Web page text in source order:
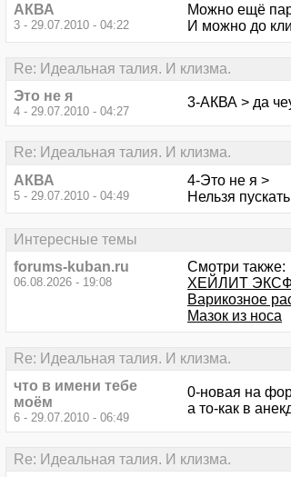
АКВА
3 - 29.07.2010 - 04:22
Можно ещё
И можно до
Re: Идеальная талия. И клизма.
Это не я
4 - 29.07.2010 - 04:27
3-АКВА > да
Re: Идеальная талия. И клизма.
АКВА
5 - 29.07.2010 - 04:49
4-Это не я >
Нельзя
Интересные темы
forums-kuban.ru
06.08.2026 - 19:08
Смотри также:
ХЕЙЛИТ
Варикозное
Мазок из носа
Re: Идеальная талия. И клизма.
что в имени тебе
моём
6 - 29.07.2010 - 06:49
0-новая на
а то-как в
Re: Идеальная талия. И клизма.